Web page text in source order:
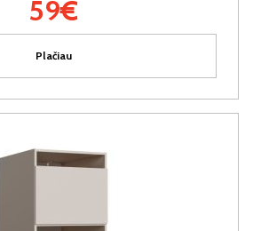
59€
Plačiau